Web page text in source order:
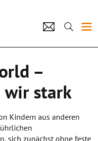
–
wir stark
Kindern aus anderen
sich zunächst ohne feste